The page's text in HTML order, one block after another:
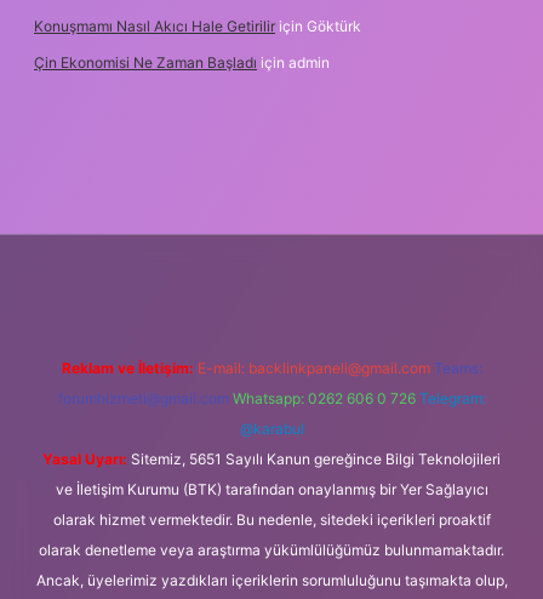
Konuşmamı Nasıl Akıcı Hale Getirilir için Göktürk
Çin Ekonomisi Ne Zaman Başladı için admin
Reklam ve İletişim: E-mail: backlinkpaneli@gmail.com Teams:
forumhizmeti@gmail.com Whatsapp: 0262 606 0 726 Telegram:
@karabul
Yasal Uyarı: Sitemiz, 5651 Sayılı Kanun gereğince Bilgi Teknolojileri
ve İletişim Kurumu (BTK) tarafından onaylanmış bir Yer Sağlayıcı
olarak hizmet vermektedir. Bu nedenle, sitedeki içerikleri proaktif
olarak denetleme veya araştırma yükümlülüğümüz bulunmamaktadır.
Ancak, üyelerimiz yazdıkları içeriklerin sorumluluğunu taşımakta olup,